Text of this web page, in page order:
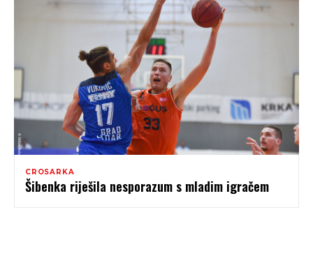
CROSARKA
Šibenka riješila nesporazum s mladim igračem